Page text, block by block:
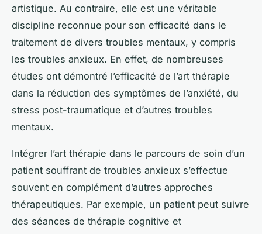
artistique. Au contraire, elle est une véritable
discipline reconnue pour son efficacité dans le
traitement de divers troubles mentaux, y compris
les troubles anxieux. En effet, de nombreuses
études ont démontré l’efficacité de l’art thérapie
dans la réduction des symptômes de l’anxiété, du
stress post-traumatique et d’autres troubles
mentaux.
Intégrer l’art thérapie dans le parcours de soin d’un
patient souffrant de troubles anxieux s’effectue
souvent en complément d’autres approches
thérapeutiques. Par exemple, un patient peut suivre
des séances de thérapie cognitive et